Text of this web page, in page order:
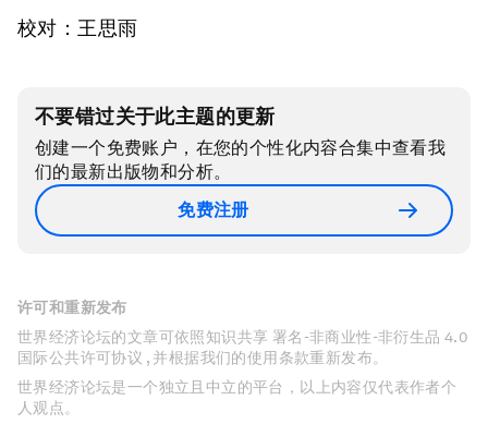
校对：王思雨
不要错过关于此主题的更新
创建一个免费账户，在您的个性化内容合集中查看我
们的最新出版物和分析。
免费注册
许可和重新发布
世界经济论坛的文章可依照知识共享 署名-非商业性-非衍生品 4.0
国际公共许可协议 , 并根据我们的使用条款重新发布。
世界经济论坛是一个独立且中立的平台，以上内容仅代表作者个
人观点。